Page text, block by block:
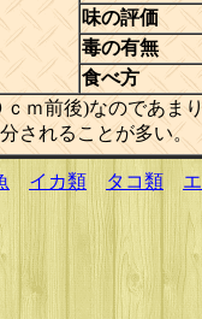
味の評価
毒の有無
食べ方
ｍ前後)なのであま
されることが多い。
イカ類 タコ類